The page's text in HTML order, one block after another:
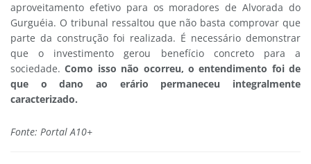
aproveitamento efetivo para os moradores de Alvorada do
Gurguéia. O tribunal ressaltou que não basta comprovar que
parte da construção foi realizada. É necessário demonstrar
que o investimento gerou benefício concreto para a
sociedade. Como isso não ocorreu, o entendimento foi de
que o dano ao erário permaneceu integralmente
caracterizado.
Fonte: Portal A10+